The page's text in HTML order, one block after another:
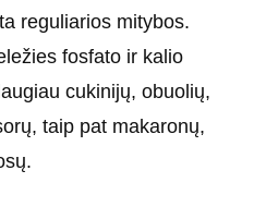
reguliarios mitybos.
fosfato ir kalio
cukinijų, obuolių,
taip pat makaronų,